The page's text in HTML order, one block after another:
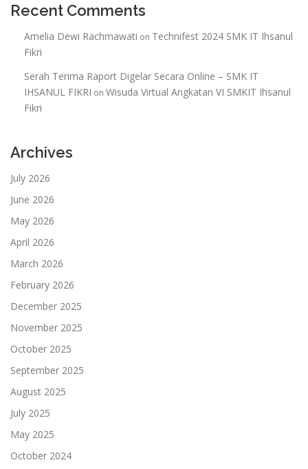
Recent Comments
Amelia Dewi Rachmawati on Technifest 2024 SMK IT Ihsanul
Fikri
Serah Terima Raport Digelar Secara Online – SMK IT
IHSANUL FIKRI on Wisuda Virtual Angkatan VI SMKIT Ihsanul
Fikri
Archives
July 2026
June 2026
May 2026
April 2026
March 2026
February 2026
December 2025
November 2025
October 2025
September 2025
August 2025
July 2025
May 2025
October 2024